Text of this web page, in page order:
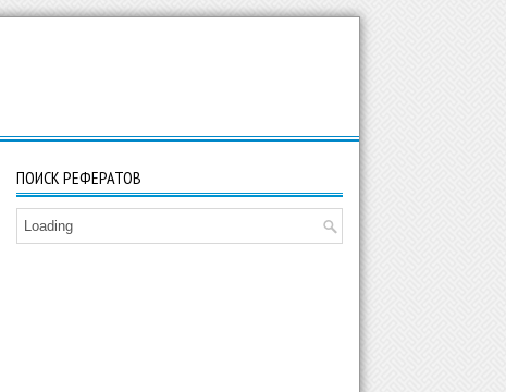
ПОИСК РЕФЕРАТОВ
Loading